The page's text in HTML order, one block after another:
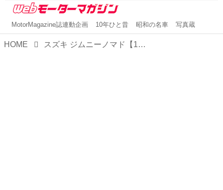
MotorMagazine誌連動企画 10年ひと昔 昭和の名車 写真蔵
HOME スズキ ジムニーノマド【1分で読める国産車解説／2025年最新版】